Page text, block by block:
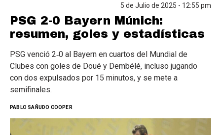
5 de Julio de 2025 - 12:55 pm
PSG 2-0 Bayern Múnich:
resumen, goles y estadísticas
PSG venció 2‑0 al Bayern en cuartos del Mundial de
Clubes con goles de Doué y Dembélé, incluso jugando
con dos expulsados por 15 minutos, y se mete a
semifinales.
PABLO SAÑUDO COOPER